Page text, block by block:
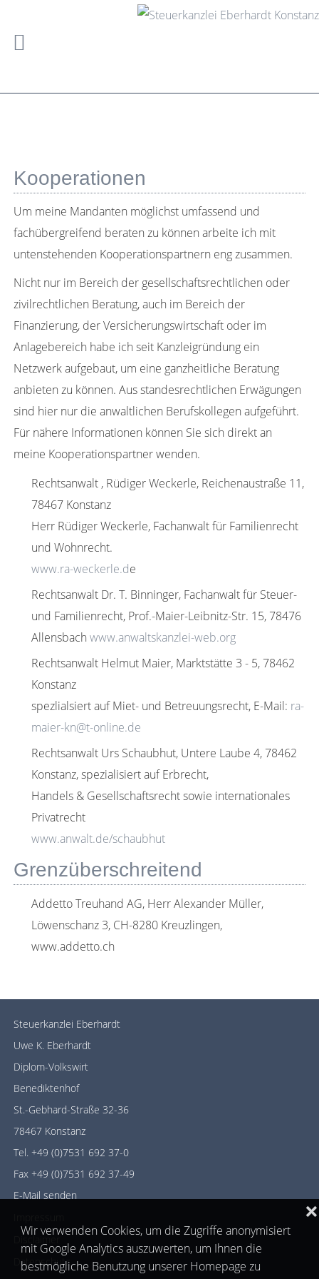
Wir verwenden Cookies, um die Zugriffe anonymisiert
mit Google Analytics auszuwerten, um Ihnen die
bestmögliche Benutzung unserer Homepage zu
❌
Kooperationen
Um meine Mandanten möglichst umfassend und
fachübergreifend beraten zu können arbeite ich mit
untenstehenden Kooperationspartnern eng zusammen.
Nicht nur im Bereich der gesellschaftsrechtlichen oder
zivilrechtlichen Beratung, auch im Bereich der
Finanzierung, der Versicherungswirtschaft oder im
Anlagebereich habe ich seit Kanzleigründung ein
Netzwerk aufgebaut, um eine ganzheitliche Beratung
anbieten zu können. Aus standesrechtlichen Erwägungen
sind hier nur die anwaltlichen Berufskollegen aufgeführt.
Für nähere Informationen können Sie sich direkt an
meine Kooperationspartner wenden.
Rechtsanwalt , Rüdiger Weckerle, Reichenaustraße 11,
78467 Konstanz
Herr Rüdiger Weckerle, Fachanwalt für Familienrecht
und Wohnrecht.
www.ra-weckerle.de
Rechtsanwalt Dr. T. Binninger, Fachanwalt für Steuer-
und Familienrecht, Prof.-Maier-Leibnitz-Str. 15, 78476
Allensbach www.anwaltskanzlei-web.org
Rechtsanwalt Helmut Maier, Marktstätte 3 - 5, 78462
Konstanz
spezlialsiert auf Miet- und Betreuungsrecht, E-Mail: ra-
maier-kn@t-online.de
Rechtsanwalt Urs Schaubhut, Untere Laube 4, 78462
Konstanz, spezialisiert auf Erbrecht,
Handels & Gesellschaftsrecht sowie internationales
Privatrecht
www.anwalt.de/schaubhut
Grenzüberschreitend
Addetto Treuhand AG, Herr Alexander Müller,
Löwenschanz 3, CH-8280 Kreuzlingen,
www.addetto.ch
Steuerkanzlei Eberhardt
Uwe K. Eberhardt
Diplom-Volkswirt
Benediktenhof
St.-Gebhard-Straße 32-36
78467 Konstanz
Tel. +49 (0)7531 692 37-0
Fax +49 (0)7531 692 37-49
E-Mail senden
Disclaimer
Datenschutz